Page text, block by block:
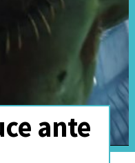
del
Soccer”,
de
y
ante